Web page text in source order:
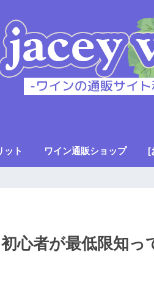
ット ワイン通販ショップ [
初心者が最低限知